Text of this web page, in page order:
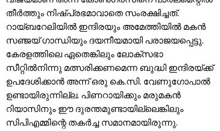
തീർത്തും നിഷ്പ്രഭമാവാതെ സംരക്ഷിച്ചത്.
റായ്ബറേലിയിൽ ഇന്ദിരയും അമേത്തിയിൽ മകൻ
സഞ്ജയ് ഗാന്ധിയും ദയനീയമായി പരാജയപ്പെട്ടു.
കേരളത്തിലെ ഏതെങ്കിലും ലോക്സഭാ
സീറ്റിൽനിന്നു മത്സരിക്കണമെന്ന ബുദ്ധി ഇന്ദിരയ്ക്ക്
ഉപദേശിക്കാൻ അന്ന് ഒരു കെ.സി. വേണുഗോപാൽ
ഉണ്ടായിരുന്നില്ല. പിണറായിക്കും മരുമകൻ
റിയാസിനും ഈ ദുരന്തമുണ്ടായില്ലെങ്കിലും
സിപിഎമ്മിന്റെ തകർച്ച സമാനമായിരുന്നു.